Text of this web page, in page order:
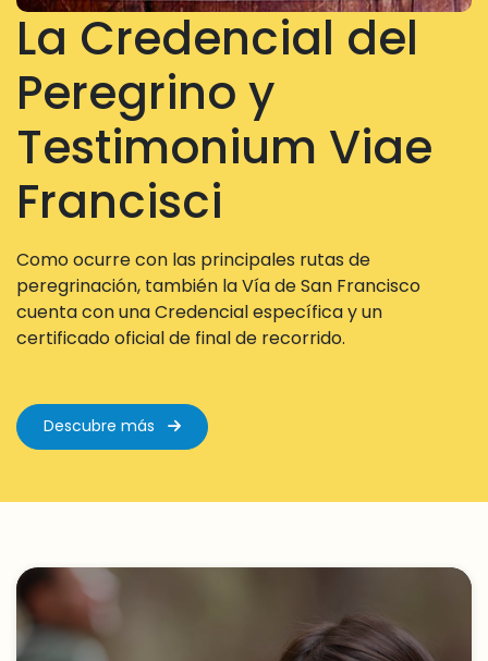
La Credencial del
Peregrino y
Testimonium Viae
Francisci
Como ocurre con las principales rutas de
peregrinación, también la Vía de San Francisco
cuenta con una Credencial específica y un
certificado oficial de final de recorrido.
Descubre más